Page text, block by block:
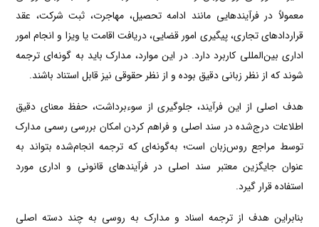
معمولاً در فرآیندهایی مانند ادامه تحصیل، مهاجرت، ثبت شرکت، عقد
قراردادهای تجاری، پیگیری امور قضایی، دریافت اقامت یا ویزا و انجام امور
اداری بین‌المللی کاربرد دارد. در این موارد، مدارک باید به گونه‌ای ترجمه
شوند که از نظر زبانی دقیق بوده و از نظر حقوقی نیز قابل استناد باشند.
هدف اصلی از این فرآیند، جلوگیری از سوءبرداشت، حفظ معنای دقیق
اطلاعات درج‌شده در سند اصلی و فراهم کردن امکان بررسی رسمی مدارک
توسط مراجع روس‌زبان است؛ به‌گونه‌ای که ترجمه انجام‌شده بتواند به
عنوان جایگزین معتبر سند اصلی در فرآیندهای قانونی و اداری مورد
استفاده قرار گیرد.
بنابراین هدف از ترجمه اسناد و مدارک به روسی به چند دسته اصلی